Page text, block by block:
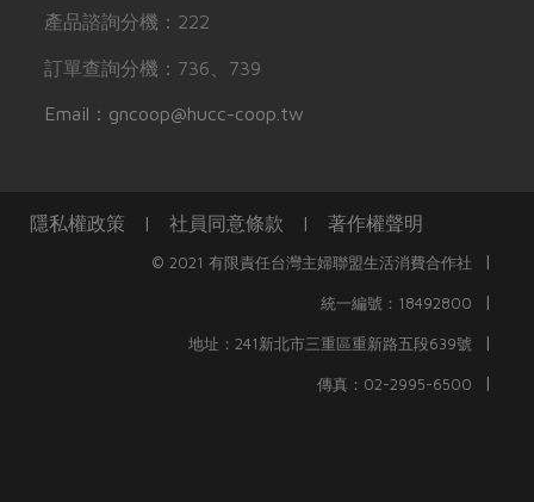
產品諮詢分機：222
訂單查詢分機：736、739
Email：gncoop@hucc-coop.tw
隱私權政策 | 社員同意條款 | 著作權聲明
© 2021 有限責任台灣主婦聯盟生活消費合作社 |
統一編號：18492800 |
地址：241新北市三重區重新路五段639號 |
傳真：02-2995-6500 |